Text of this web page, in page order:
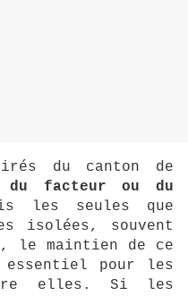
du canton de
facteur ou du
les seules que
isolées, souvent
le maintien de ce
essentiel pour les
elles. Si les